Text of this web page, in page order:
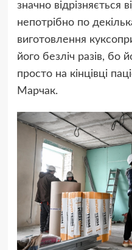
значно відрізняється
непотрібно по
виготовлення
його безліч разів, бо
просто на кінцівці
Марчак.